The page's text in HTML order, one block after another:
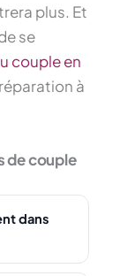
plus. Et
se
couple en
à
de couple
dans